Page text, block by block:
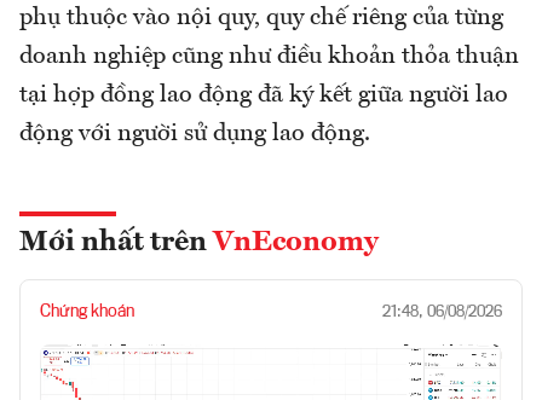
phụ thuộc vào nội quy, quy chế riêng của từng
doanh nghiệp cũng như điều khoản thỏa thuận
tại hợp đồng lao động đã ký kết giữa người lao
động với người sử dụng lao động.
Mới nhất trên VnEconomy
Chứng khoán 21:48, 06/08/2026